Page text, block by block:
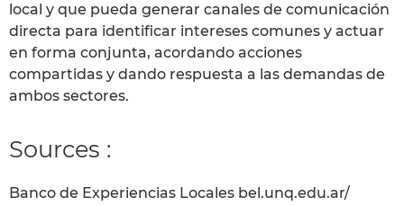
local y que pueda generar canales de comunicación
directa para identificar intereses comunes y actuar
en forma conjunta, acordando acciones
compartidas y dando respuesta a las demandas de
ambos sectores.
Sources :
Banco de Experiencias Locales bel.unq.edu.ar/